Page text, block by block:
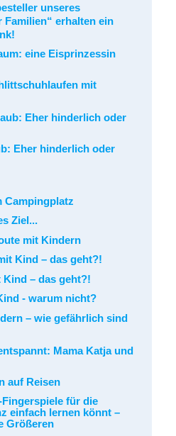
unseres
Familien“ erhalten ein
mit
Eher hinderlich oder
Campingplatz
mit Kindern
– das geht?!
– wie gefährlich sind
auf Reisen